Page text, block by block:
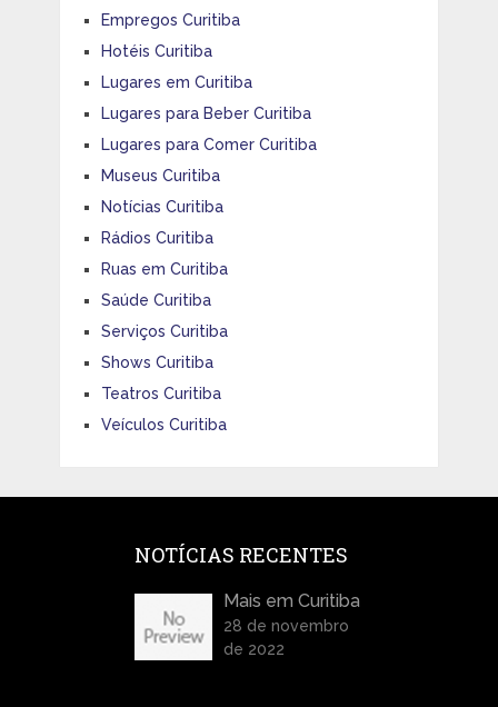
Empregos Curitiba
Hotéis Curitiba
Lugares em Curitiba
Lugares para Beber Curitiba
Lugares para Comer Curitiba
Museus Curitiba
Notícias Curitiba
Rádios Curitiba
Ruas em Curitiba
Saúde Curitiba
Serviços Curitiba
Shows Curitiba
Teatros Curitiba
Veículos Curitiba
NOTÍCIAS RECENTES
Mais em Curitiba
28 de novembro
de 2022